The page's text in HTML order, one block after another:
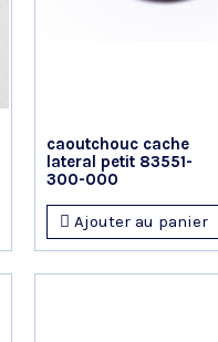
caoutchouc cache
lateral petit 83551-
300-000
Ajouter au panier